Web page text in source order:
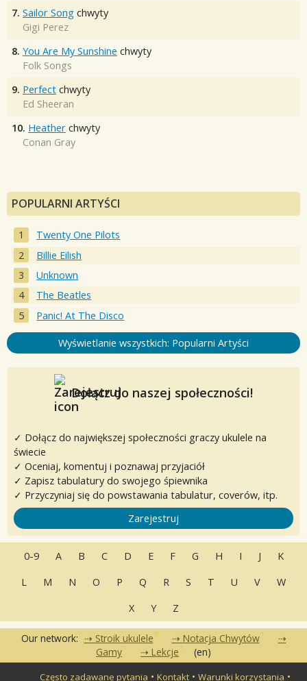
7. Sailor Song chwyty
Gigi Perez
8. You Are My Sunshine chwyty
Folk Songs
9. Perfect chwyty
Ed Sheeran
10. Heather chwyty
Conan Gray
POPULARNI ARTYŚCI
Twenty One Pilots
Billie Eilish
Unknown
The Beatles
Panic! At The Disco
Wyświetlanie wszystkich: Popularni Artyści
Dołącz do naszej społeczności!
✓ Dołącz do największej społeczności graczy ukulele na
świecie
✓ Oceniaj, komentuj i poznawaj przyjaciół
✓ Zapisz tabulatury do swojego śpiewnika
✓ Przyczyniaj się do powstawania tabulatur, coverów, itp.
Zarejestruj
0-9 A B C D E F G H I J
K
L
M N O P Q R S T U V
W
X
Y Z
Our network: Stroik ukulele
Notacja Chwytów
Gamy
Lekcje (en)
Często zadawane pytania •Kontakt •Warunki korzystania •